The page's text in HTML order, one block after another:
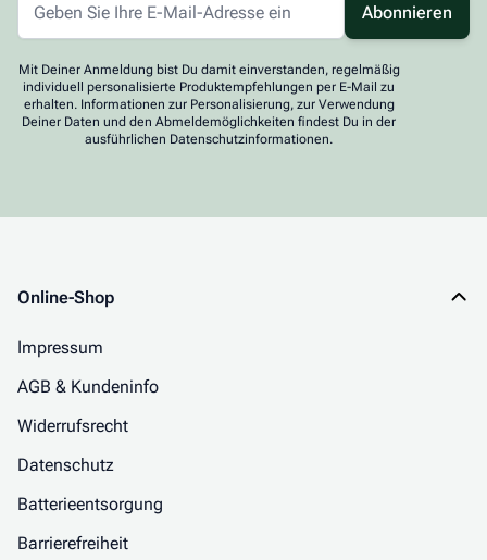
Abonnieren
Mit Deiner Anmeldung bist Du damit einverstanden, regelmäßig
individuell personalisierte Produktempfehlungen per E-Mail zu
erhalten. Informationen zur Personalisierung, zur Verwendung
Deiner Daten und den Abmeldemöglichkeiten findest Du in der
ausführlichen Datenschutzinformationen.
Online-Shop
Impressum
AGB & Kundeninfo
Widerrufsrecht
Datenschutz
Batterieentsorgung
Barrierefreiheit